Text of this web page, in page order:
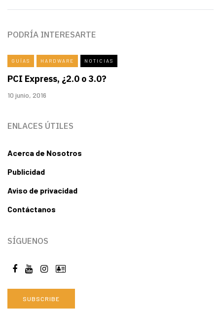
PODRÍA INTERESARTE
GUÍAS HARDWARE NOTICIAS
PCI Express, ¿2.0 o 3.0?
10 junio, 2016
ENLACES ÚTILES
Acerca de Nosotros
Publicidad
Aviso de privacidad
Contáctanos
SÍGUENOS
SUBSCRIBE